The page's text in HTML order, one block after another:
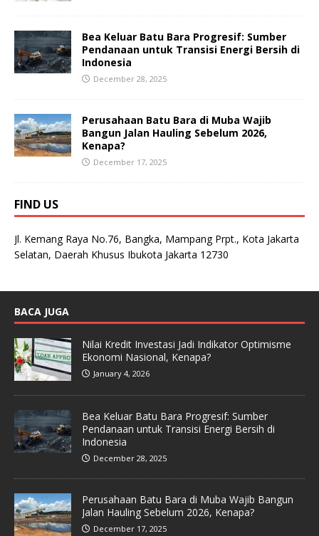
Bea Keluar Batu Bara Progresif: Sumber
Pendanaan untuk Transisi Energi Bersih di
Indonesia
December 28, 2025
Perusahaan Batu Bara di Muba Wajib
Bangun Jalan Hauling Sebelum 2026,
Kenapa?
December 17, 2025
FIND US
Jl. Kemang Raya No.76, Bangka, Mampang Prpt., Kota Jakarta
Selatan, Daerah Khusus Ibukota Jakarta 12730
BACA JUGA
Nilai Kredit Investasi Jadi Indikator Optimisme
Ekonomi Nasional, Kenapa?
January 4, 2026
Bea Keluar Batu Bara Progresif: Sumber
Pendanaan untuk Transisi Energi Bersih di
Indonesia
December 28, 2025
Perusahaan Batu Bara di Muba Wajib Bangun
Jalan Hauling Sebelum 2026, Kenapa?
December 17, 2025